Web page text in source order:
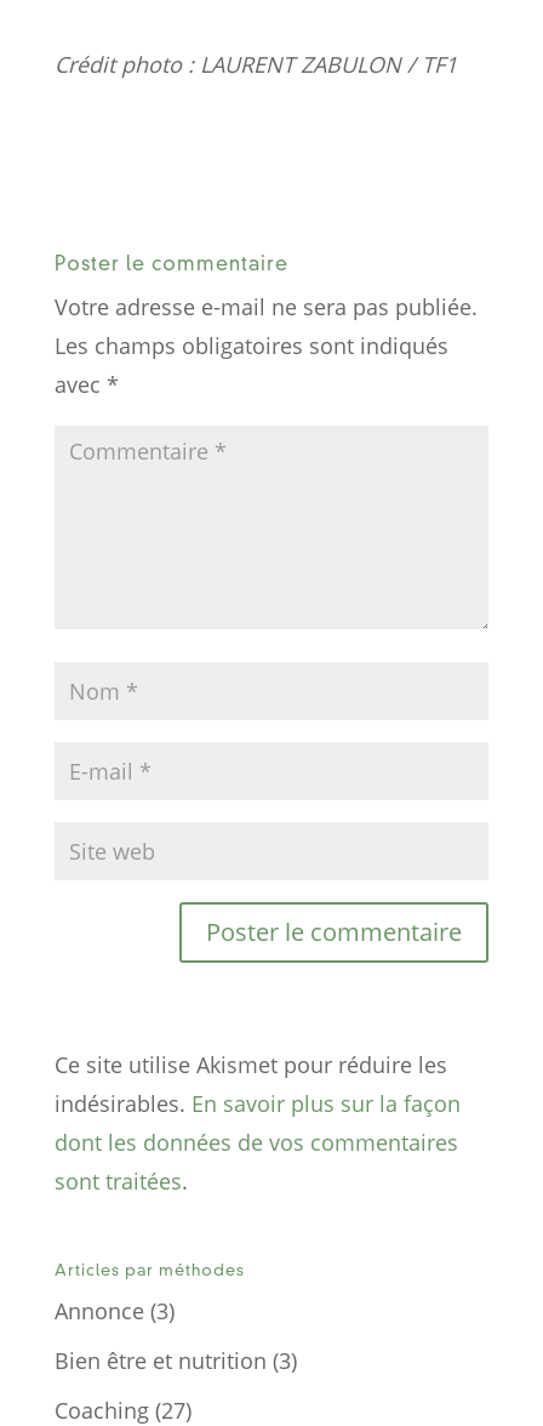
Crédit photo : LAURENT ZABULON / TF1
Poster le commentaire
Votre adresse e-mail ne sera pas publiée.
Les champs obligatoires sont indiqués
avec *
Ce site utilise Akismet pour réduire les
indésirables. En savoir plus sur la façon
dont les données de vos commentaires
sont traitées.
Articles par méthodes
Annonce(3)
Bien être et nutrition (3)
Coaching(27)